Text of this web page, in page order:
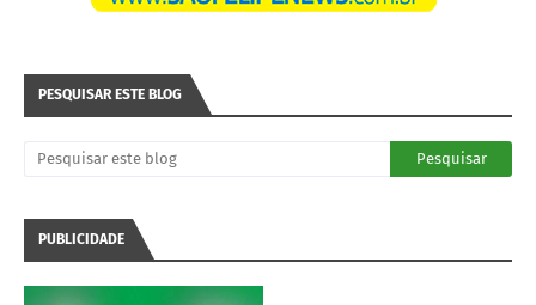
PESQUISAR ESTE BLOG
PUBLICIDADE